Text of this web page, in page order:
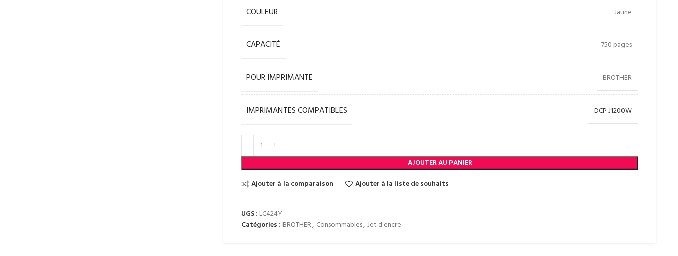
COULEUR Jaune
CAPACITÉ 750 pages
POUR IMPRIMANTE BROTHER
IMPRIMANTES COMPATIBLES DCP J1200W
AJOUTER AU PANIER
Ajouter à la comparaison
Ajouter à la liste de souhaits
UGS : LC424Y
Catégories : BROTHER, Consommables, Jet d'encre